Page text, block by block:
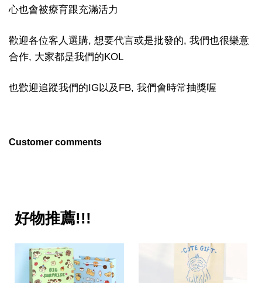
心也會被療育跟充滿活力
歡迎各位客人選購, 想要代言或是批發的, 我們也很樂意
合作, 大家都是我們的KOL
也歡迎追蹤我們的IG以及FB, 我們會時常抽獎喔
Customer comments
好物推薦!!!